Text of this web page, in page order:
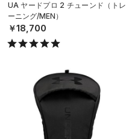
UA ヤードプロ 2 チューンド（トレ
ーニング/MEN）
￥18,700